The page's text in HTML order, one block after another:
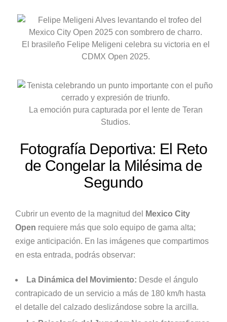
El brasileño Felipe Meligeni celebra su victoria en el
CDMX Open 2025.
La emoción pura capturada por el lente de Teran
Studios.
Fotografía Deportiva: El Reto
de Congelar la Milésima de
Segundo
Cubrir un evento de la magnitud del
Mexico City
Open requiere más que solo equipo de gama alta;
exige anticipación. En las imágenes que compartimos
en esta entrada, podrás observar:
La Dinámica del Movimiento: Desde el ángulo
contrapicado de un servicio a más de 180 km/h hasta
el detalle del calzado deslizándose sobre la arcilla.